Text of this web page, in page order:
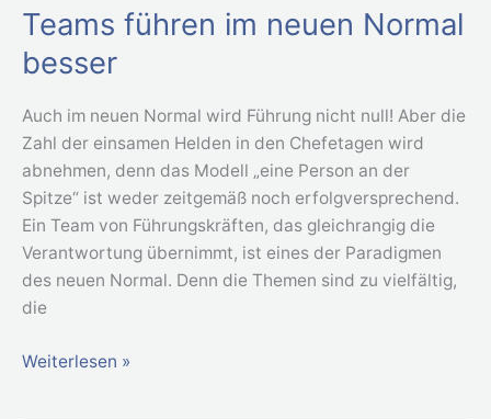
Teams führen im neuen Normal
besser
Auch im neuen Normal wird Führung nicht null! Aber die
Zahl der einsamen Helden in den Chefetagen wird
abnehmen, denn das Modell „eine Person an der
Spitze“ ist weder zeitgemäß noch erfolgversprechend.
Ein Team von Führungskräften, das gleichrangig die
Verantwortung übernimmt, ist eines der Paradigmen
des neuen Normal. Denn die Themen sind zu vielfältig,
die
Teams
im
Normal
besser
Weiterlesen »